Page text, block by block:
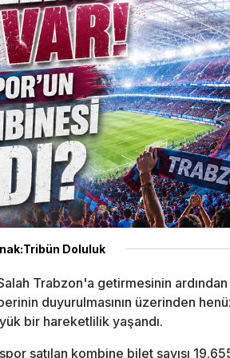
Doluluk
Trabzon'a getirmesinin
duyurulmasının üzerinden
bir hareketlilik yaşandı.
satılan kombine bilet sayısı